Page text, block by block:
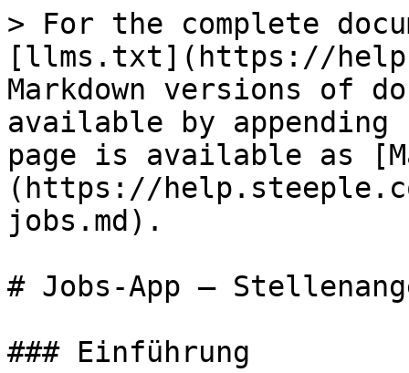
> For the complete
[llms.txt](https://
Markdown versions of
available by
page is available as
(https://
jobs.md).
# Jobs-App —
### Einführung